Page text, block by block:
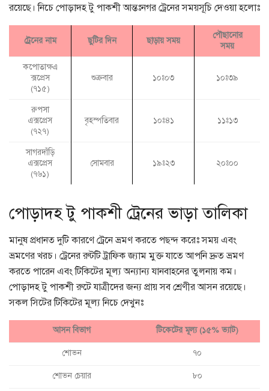
রয়েছে। নিচে পোড়াদহ টু পাকশী আন্তঃনগর ট্রেনের সময়সূচি দেওয়া হলোঃ
ট্রেনের নাম ছুটির দিন ছাড়ায় সময়
পৌছানোর
সময়
কপোতাক্ষএ
ক্সপ্রেস
(৭১৫)
শুক্রবার ১০ঃ০৩ ১০ঃ৩৯
রুপসা
এক্সপ্রেস
(৭২৭)
বৃহস্পতিবার ১০ঃ৪১ ১১ঃ১৩
সাগরদাঁড়ি
এক্সপ্রেস
(৭৬১)
সোমবার ১৯ঃ২৩ ২০ঃ০০
পোড়াদহ টু পাকশী ট্রেনের ভাড়া তালিকা
মানুষ প্রধানত দুটি কারণে ট্রেনে ভ্রমণ করতে পছন্দ করেঃ সময় এবং
ভ্রমণের খরচ। ট্রেনের রুটটি ট্রাফিক জ্যাম মুক্ত যাতে আপনি দ্রুত ভ্রমণ
করতে পারেন এবং টিকিটের মূল্য অন্যান্য যানবাহনের তুলনায় কম।
পোড়াদহ টু পাকশী রুটে যাত্রীদের জন্য প্রায় সব শ্রেণীর আসন রয়েছে।
সকল সিটের টিকিটের মূল্য নিচে দেখুনঃ
আসন বিভাগ টিকেটের মূল্য (১৫% ভ্যাট)
শোভন ৭০
শোভন চেয়ার ৮০